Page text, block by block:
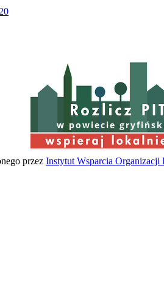
w powiecie
przez Instytut Wsparcia Organizacji